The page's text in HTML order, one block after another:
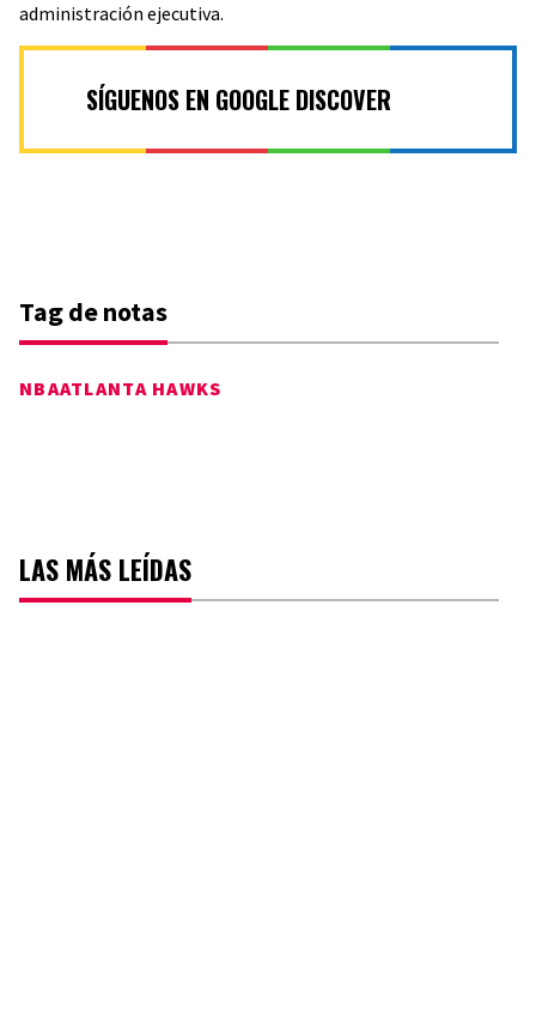
administración ejecutiva.
SÍGUENOS EN GOOGLE DISCOVER
Tag de notas
NBAATLANTA HAWKS
LAS MÁS LEÍDAS